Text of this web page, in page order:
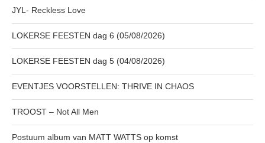
JYL- Reckless Love
LOKERSE FEESTEN dag 6 (05/08/2026)
LOKERSE FEESTEN dag 5 (04/08/2026)
EVENTJES VOORSTELLEN: THRIVE IN CHAOS
TROOST – Not All Men
Postuum album van MATT WATTS op komst